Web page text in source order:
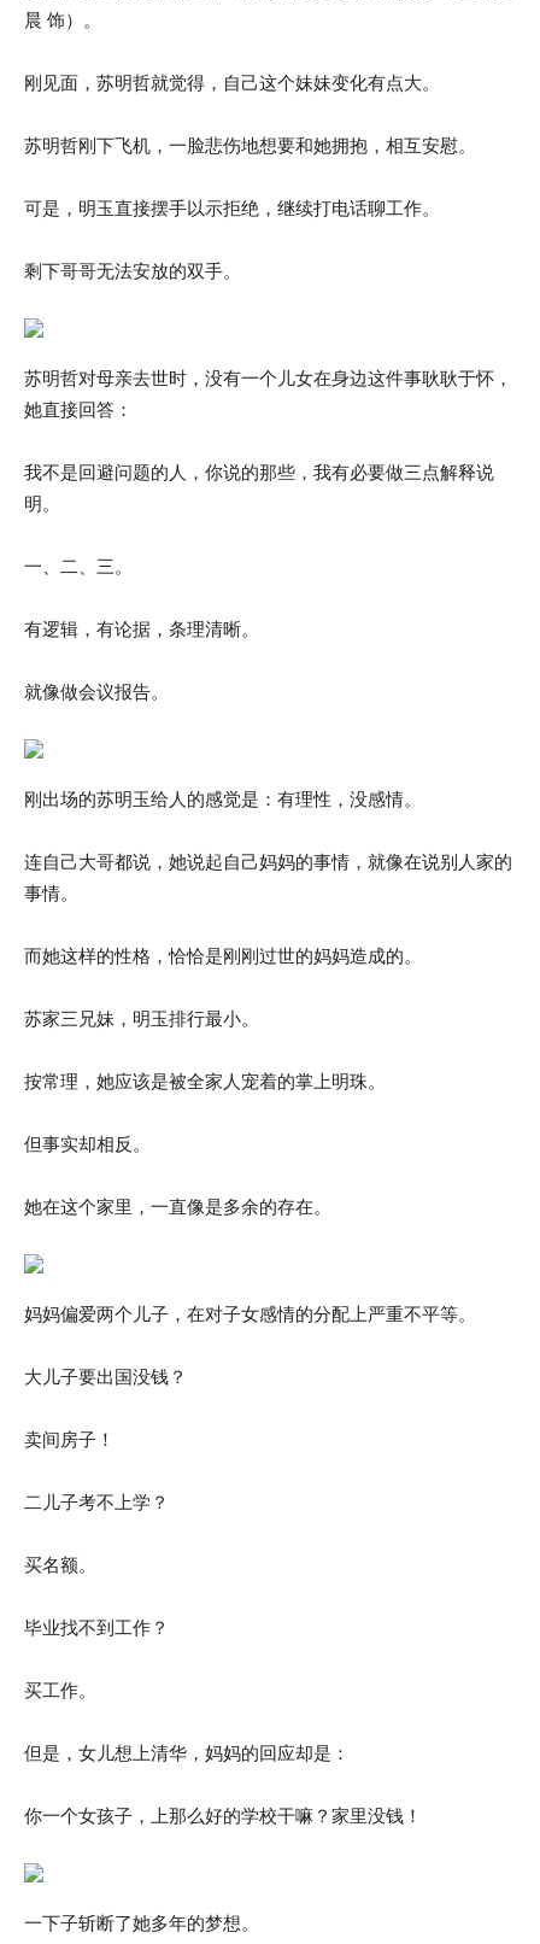
晨 饰）。
刚见面，苏明哲就觉得，自己这个妹妹变化有点大。
苏明哲刚下飞机，一脸悲伤地想要和她拥抱，相互安慰。
可是，明玉直接摆手以示拒绝，继续打电话聊工作。
剩下哥哥无法安放的双手。
苏明哲对母亲去世时，没有一个儿女在身边这件事耿耿于怀，
她直接回答：
我不是回避问题的人，你说的那些，我有必要做三点解释说
明。
一、二、三。
有逻辑，有论据，条理清晰。
就像做会议报告。
刚出场的苏明玉给人的感觉是：有理性，没感情。
连自己大哥都说，她说起自己妈妈的事情，就像在说别人家的
事情。
而她这样的性格，恰恰是刚刚过世的妈妈造成的。
苏家三兄妹，明玉排行最小。
按常理，她应该是被全家人宠着的掌上明珠。
但事实却相反。
她在这个家里，一直像是多余的存在。
妈妈偏爱两个儿子，在对子女感情的分配上严重不平等。
大儿子要出国没钱？
卖间房子！
二儿子考不上学？
买名额。
毕业找不到工作？
买工作。
但是，女儿想上清华，妈妈的回应却是：
你一个女孩子，上那么好的学校干嘛？家里没钱！
一下子斩断了她多年的梦想。